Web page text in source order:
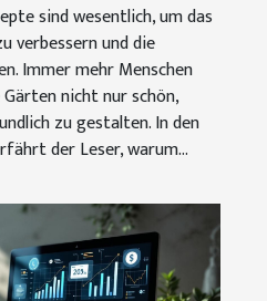
sind wesentlich, um das
verbessern und die
Immer mehr Menschen
nicht nur schön,
zu gestalten. In den
der Leser, warum...